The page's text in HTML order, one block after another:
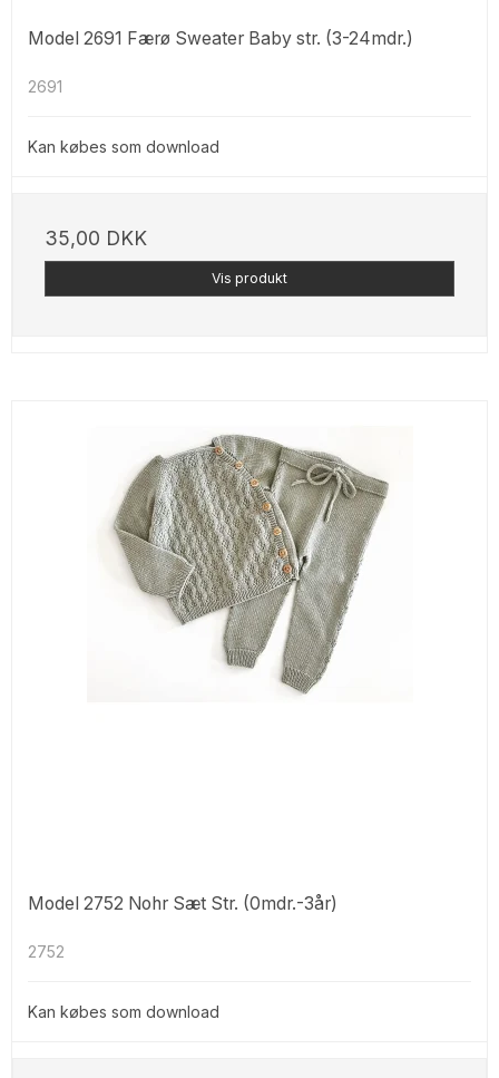
Model 2691 Færø Sweater Baby str. (3-24mdr.)
2691
Kan købes som download
35,00 DKK
Vis produkt
Model 2752 Nohr Sæt Str. (0mdr.-3år)
2752
Kan købes som download